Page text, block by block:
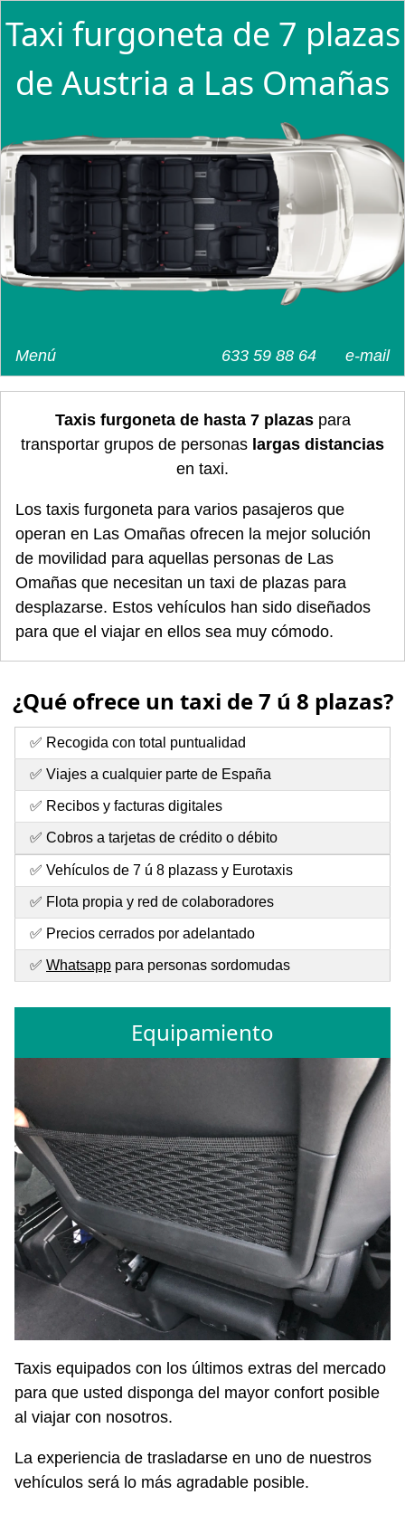
Taxi furgoneta de 7 plazas
de Austria a Las Omañas
e-mail
633 59 88 64
Menú
Taxis furgoneta de hasta 7 plazaspara
transportar grupos de personas largas distancias
en taxi.
Los taxis furgoneta para varios pasajeros que
operan en Las Omañas ofrecen la mejor solución
de movilidad para aquellas personas de Las
Omañas que necesitan un taxi de plazas para
desplazarse. Estos vehículos han sido diseñados
para que el viajar en ellos sea muy cómodo.
¿Qué ofrece un taxi de 7 ú 8 plazas?
✅ Recogida con total puntualidad
✅ Viajes a cualquier parte de España
✅ Recibos y facturas digitales
✅ Cobros a tarjetas de crédito o débito
✅ Vehículos de 7 ú 8 plazass y Eurotaxis
✅ Flota propia y red de colaboradores
✅ Precios cerrados por adelantado
✅ Whatsapp para personas sordomudas
Equipamiento
Taxis equipados con los últimos extras del mercado
para que usted disponga del mayor confort posible
al viajar con nosotros.
La experiencia de trasladarse en uno de nuestros
vehículos será lo más agradable posible.